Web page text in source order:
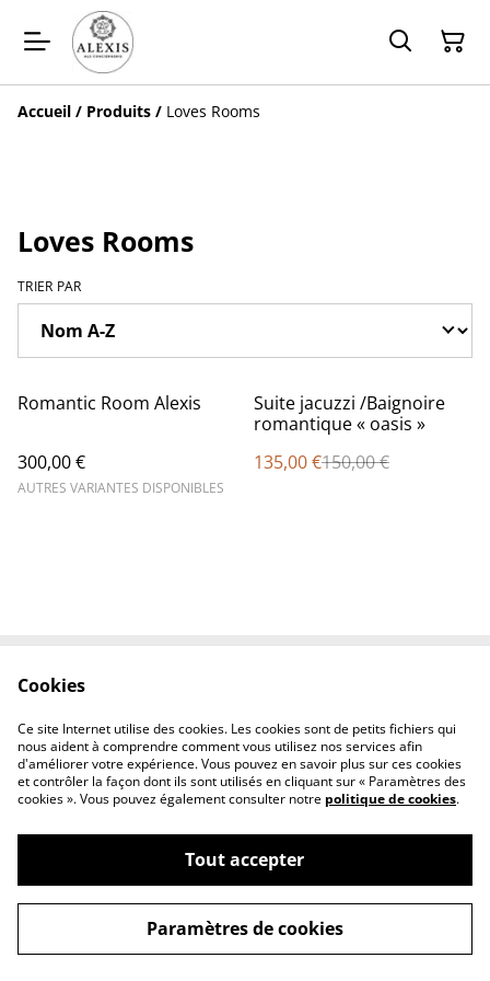
Accueil / Produits / Loves Rooms
Loves Rooms
TRIER PAR
Romantic Room Alexis
300,00 €
AUTRES VARIANTES DISPONIBLES
%
Suite jacuzzi /Baignoire
romantique « oasis »
135,00 €150,00 €
Politique de
confidentialité
Politique de cookies
©2026ALS-CONCIERGERIE
powered by
Cookies
Ce site Internet utilise des cookies. Les cookies sont de petits fichiers qui
nous aident à comprendre comment vous utilisez nos services afin
d'améliorer votre expérience. Vous pouvez en savoir plus sur ces cookies
et contrôler la façon dont ils sont utilisés en cliquant sur « Paramètres des
cookies ». Vous pouvez également consulter notre politique de cookies.
Tout accepter
Paramètres de cookies